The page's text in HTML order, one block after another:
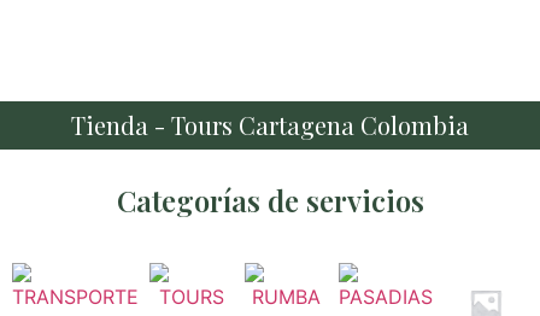
Tienda - Tours Cartagena Colombia
Categorías de servicios